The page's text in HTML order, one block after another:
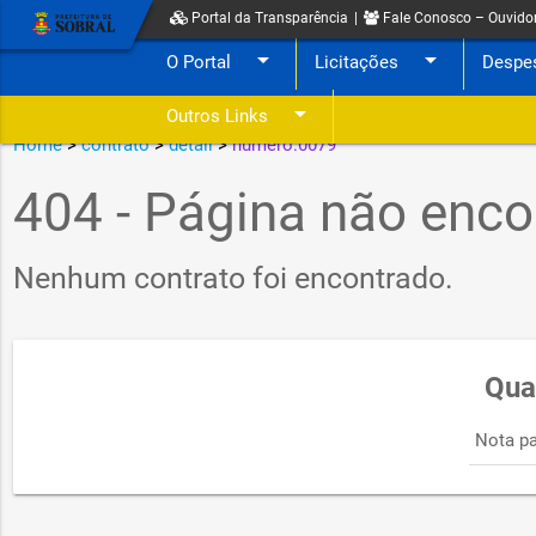
Portal da Transparência Fale Conosco –
O Portal arrow_drop_down Licitações arrow_drop_down
Outros Links arrow_drop_down
Home>contrato>detail>numero:0079
404 - Página não
Nenhum contrato foi encontrado.
Nota